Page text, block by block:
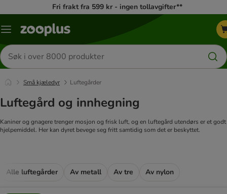
Fri frakt fra 599 kr - ingen tollavgifter**
Katalogmeny
Søk
etter
produkter
Små kjæledyr Luftegårder
Luftegård og innhegning
Kaniner og gnagere trenger mosjon og frisk luft, og en luftegård utendørs er et godt
hjelpemiddel. Her kan dyret bevege seg fritt samtidig som det er beskyttet.
Alle luftegårder Av metall Av tre Av nylon